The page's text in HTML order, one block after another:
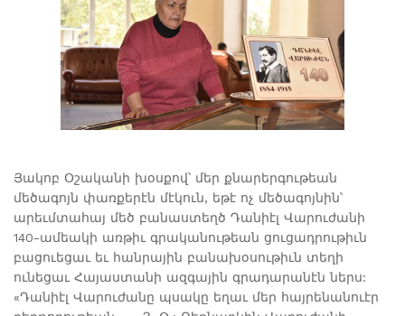
Յակոբ Օշականի խօսքով՝ մեր քնարերգութեան
մեծագոյն փառքերէն մէկուն, եթէ ոչ մեծագոյնին՝
արեւմտահայ մեծ բանաստեղծ Դանիէլ Վարուժանի
140-ամեակի առթիւ գրականութեան ցուցադրութիւն
բացուեցաւ եւ հանրային բանախօսութիւն տեղի
ունեցաւ Հայաստանի ազգային գրադարանէն ներս:
«Դանիէլ Վարուժանը պսակը եղաւ մեր հայրենանուէր